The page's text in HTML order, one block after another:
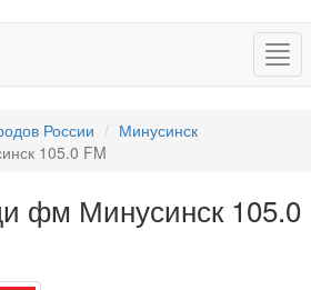
России
Минусинск
105.0 FM
фм Минусинск 105.0